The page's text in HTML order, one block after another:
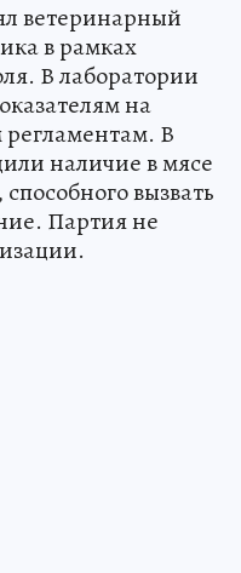
ветеринарный
в рамках
В лаборатории
на
регламентам. В
наличие в мясе
вызвать
Партия не